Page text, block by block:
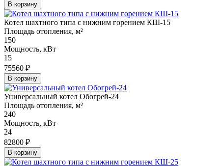
В корзину
Котел шахтного типа с нижним горением КШ-15
Площадь отопления, м²
150
Мощность, кВт
15
75560 ₽
В корзину
Универсальный котел Обогрей-24
Площадь отопления, м²
240
Мощность, кВт
24
82800 ₽
В корзину